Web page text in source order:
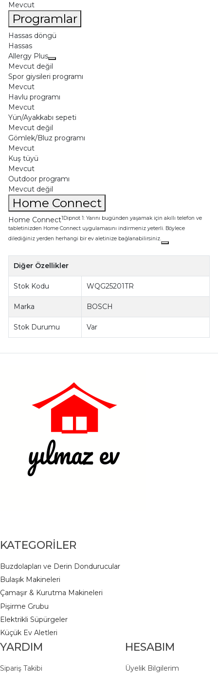
Mevcut
Programlar
Hassas döngü
Hassas
Allergy Plus
Mevcut değil
Spor giysileri programı
Mevcut
Havlu programı
Mevcut
Yün/Ayakkabı sepeti
Mevcut değil
Gömlek/Bluz programı
Mevcut
Kuş tüyü
Mevcut
Outdoor programı
Mevcut değil
Home Connect
Home Connect1Dipnot 1: Yarını bugünden yaşamak için akıllı telefon ve
tabletinizden Home Connect uygulamasını indirmeniz yeterli. Böylece
dilediğiniz yerden herhangi bir ev aletinize bağlanabilirsiniz.
Diğer Özellikler
Stok Kodu WQG25201TR
Marka BOSCH
Stok Durumu Var
KATEGORİLER
Buzdolapları ve Derin Dondurucular
Bulaşık Makineleri
Çamaşır & Kurutma Makineleri
Pişirme Grubu
Elektrikli Süpürgeler
Küçük Ev Aletleri
YARDIM
Sipariş Takibi
HESABIM
Üyelik Bilgilerim